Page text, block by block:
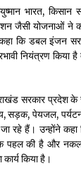
May 9, 2022
भारत, किसान
जैसी योजनाओं ने
कि डबल इंजन
नियंत्रण
सरकार प्रदेश के
सड़क, पेयजल,
रहे हैं। उन्होंने
पहल की है और
किया है।